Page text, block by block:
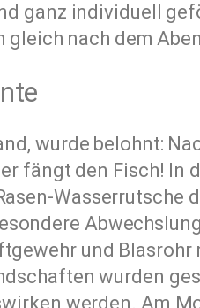
ganz individuell
nach dem
wurde belohnt:
fängt den Fisch! In
Wasserrutsche
und Blasrohr
wurden
werden. Am